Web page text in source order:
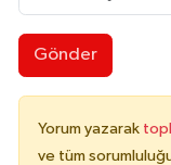
Gönder
Yorum yazarak
ve tüm